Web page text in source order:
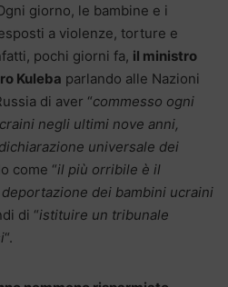
giorno, le bambine e i
a violenze, torture e
pochi giorni fa, il ministro
Kuleba parlando alle Nazioni
di aver “commesso ogni
negli ultimi nove anni,
universale dei
come “il più orribile è il
dei bambini ucraini
di “istituire un tribunale
“.